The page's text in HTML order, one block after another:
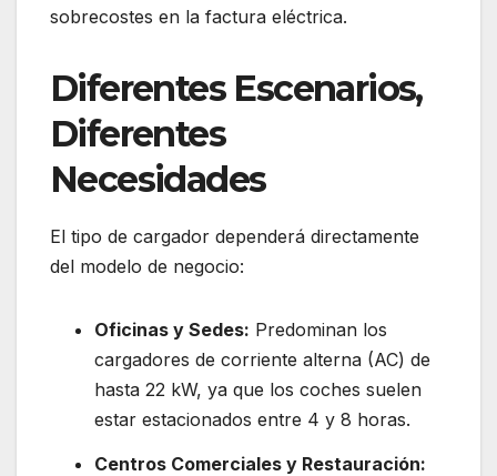
sobrecostes en la factura eléctrica.
Diferentes Escenarios,
Diferentes
Necesidades
El tipo de cargador dependerá directamente
del modelo de negocio:
Oficinas y Sedes: Predominan los
cargadores de corriente alterna (AC) de
hasta 22 kW, ya que los coches suelen
estar estacionados entre 4 y 8 horas.
Centros Comerciales y Restauración: